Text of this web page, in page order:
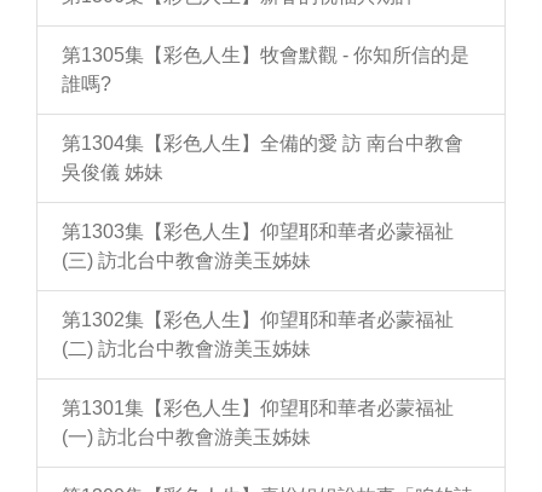
第1305集【彩色人生】牧會默觀 - 你知所信的是
誰嗎?
第1304集【彩色人生】全備的愛 訪 南台中教會
吳俊儀 姊妹
第1303集【彩色人生】仰望耶和華者必蒙福祉
(三) 訪北台中教會游美玉姊妹
第1302集【彩色人生】仰望耶和華者必蒙福祉
(二) 訪北台中教會游美玉姊妹
第1301集【彩色人生】仰望耶和華者必蒙福祉
(一) 訪北台中教會游美玉姊妹